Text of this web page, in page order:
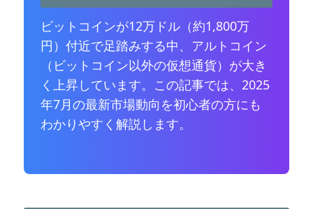
ビットコインが12万ドル（約1,800万
円）付近で足踏みする中、アルトコイン
（ビットコイン以外の仮想通貨）が大き
く上昇しています。この記事では、2025
年7月の最新市場動向を初心者の方にも
わかりやすく解説します。